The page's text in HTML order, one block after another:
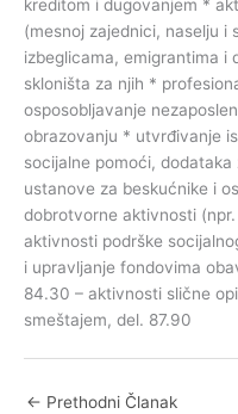
← Prethodni Članak